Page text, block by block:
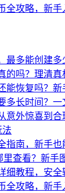
全攻略，新手
最多能创建
的吗？理清
能恢复吗？
多长时间？
意外惊喜到
法
指南，新手
里查看？新手
细教程，安全
全攻略，新手